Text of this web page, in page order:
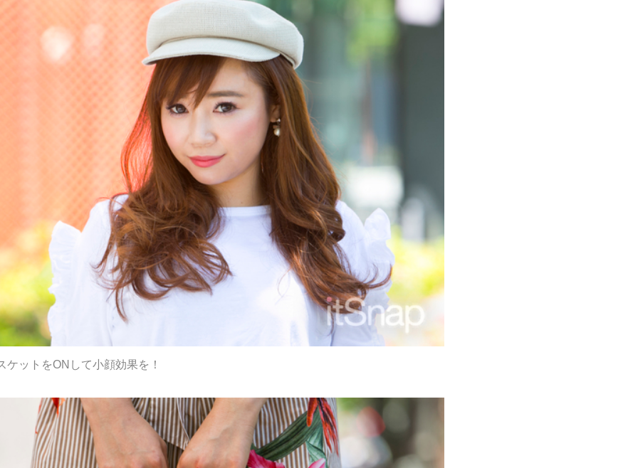
ケットをONして小顔効果を！